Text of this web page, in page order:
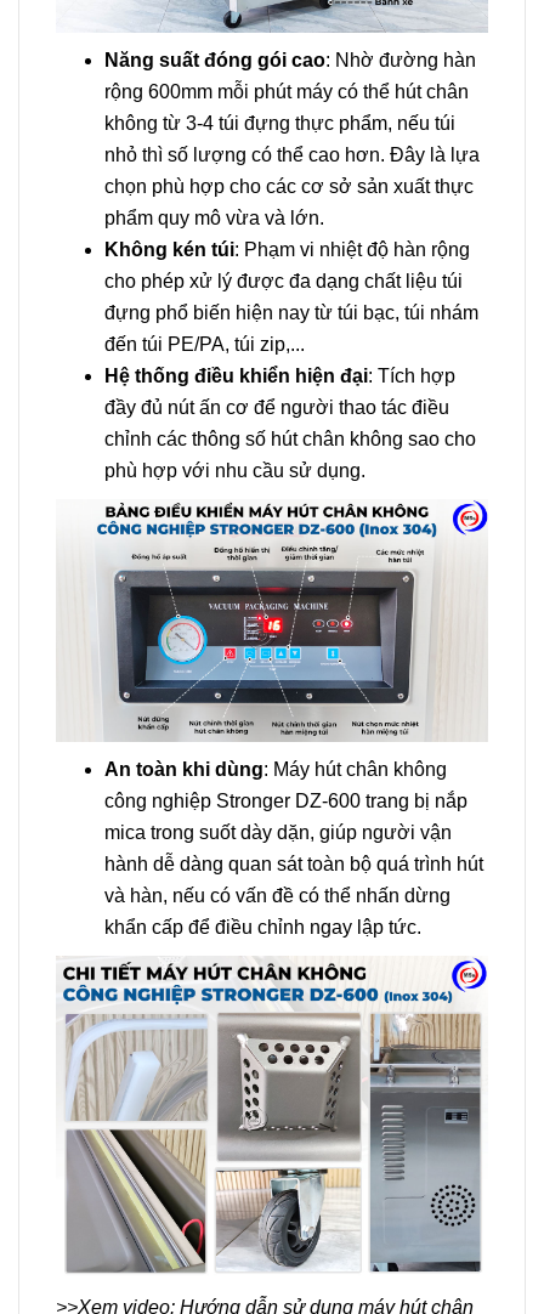
Năng suất đóng gói cao: Nhờ đường hàn
rộng 600mm mỗi phút máy có thể hút chân
không từ 3-4 túi đựng thực phẩm, nếu túi
nhỏ thì số lượng có thể cao hơn. Đây là lựa
chọn phù hợp cho các cơ sở sản xuất thực
phẩm quy mô vừa và lớn.
Không kén túi: Phạm vi nhiệt độ hàn rộng
cho phép xử lý được đa dạng chất liệu túi
đựng phổ biến hiện nay từ túi bạc, túi nhám
đến túi PE/PA, túi zip,...
Hệ thống điều khiển hiện đại: Tích hợp
đầy đủ nút ấn cơ để người thao tác điều
chỉnh các thông số hút chân không sao cho
phù hợp với nhu cầu sử dụng.
An toàn khi dùng: Máy hút chân không
công nghiệp Stronger DZ-600 trang bị nắp
mica trong suốt dày dặn, giúp người vận
hành dễ dàng quan sát toàn bộ quá trình hút
và hàn, nếu có vấn đề có thể nhấn dừng
khẩn cấp để điều chỉnh ngay lập tức.
>>Xem video: Hướng dẫn sử dụng máy hút chân